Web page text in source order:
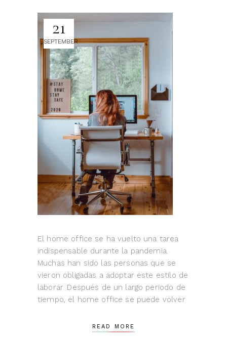
21
SEPTEMBER
El home office se ha vuelto una tarea
indispensable durante la pandemia.
Muchas han sido las personas que se
vieron obligadas a adoptar este estilo de
laborar. Después de un largo periodo de
tiempo, el home office se puede volver
READ MORE